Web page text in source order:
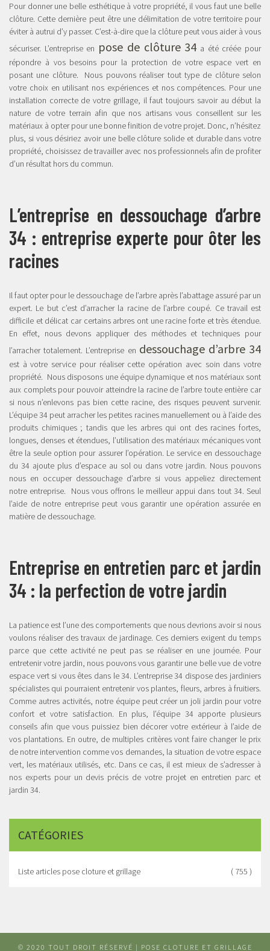
Pour donner une belle esthétique à votre propriété, il vous faut une belle
clôture. Cette dernière peut être une délimitation de votre territoire pour
éviter à autrui d’y passer. C’est-à-dire que la clôture peut vous aider à vous
sécuriser. L’entreprise en pose de clôture 34 a été créée pour
répondre à vos besoins pour la protection de votre espace vert en
posant une clôture. Nous pouvons réaliser tout type de clôture selon
votre choix en utilisant nos expériences et nos compétences. Pour une
installation correcte de votre grillage, il faut toujours savoir au début la
nature de votre terrain afin que nos artisans vous conseillent sur les
matériaux à opter pour une bonne finition de votre projet. Donc, n’hésitez
plus, si vous désiriez avoir une belle clôture solide et durable dans votre
propriété, choisissez de travailler avec nos professionnels afin de profiter
d’un résultat hors du commun.
L’entreprise en dessouchage d’arbre
34 : entreprise experte pour ôter les
racines
Il faut opter pour le dessouchage de l’arbre après l’abattage assuré par un
expert. Le but c’est d’arracher la racine de l’arbre coupé. Ce travail est
difficile et délicat car certains arbres ont une racine forte et très étendue.
En effet, nous devons appliquer des méthodes et techniques pour
l’arracher totalement. L’entreprise en dessouchage d’arbre 34
est à votre service pour réaliser cette opération avec soin dans votre
propriété. Nous disposons une équipe dynamique et nos matériaux sont
aux complets pour pouvoir atteindre la racine de l’arbre toute entière car
si nous n’enlevons pas bien cette racine, des risques peuvent survenir.
L’équipe 34 peut arracher les petites racines manuellement ou à l’aide des
produits chimiques ; tandis que les arbres qui ont des racines fortes,
longues, denses et étendues, l’utilisation des matériaux mécaniques vont
être la seule option pour assurer l’opération. Le service en dessouchage
du 34 ajoute plus d’espace au sol ou dans votre jardin. Nous pouvons
nous en occuper dessouchage d’arbre si vous appeliez directement
notre entreprise. Nous vous offrons le meilleur appui dans tout 34. Seul
l’aide de notre entreprise peut vous garantir une opération assurée en
matière de dessouchage.
Entreprise en entretien parc et jardin
34 : la perfection de votre jardin
La patience est l’une des comportements que nous devrions avoir si nous
voulons réaliser des travaux de jardinage. Ces derniers exigent du temps
parce que cette activité ne peut pas se réaliser en une journée. Pour
entretenir votre jardin, nous pouvons vous garantir une belle vue de votre
espace vert si vous êtes dans le 34. L’entreprise 34 dispose des jardiniers
spécialistes qui pourraient entretenir vos plantes, fleurs, arbres à fruitiers.
Comme autres activités, notre équipe peut créer un joli jardin pour votre
confort et votre satisfaction. En plus, l’équipe 34 apporte plusieurs
conseils afin que vous puissiez bien décorer votre extérieur à l’aide de
vos plantations. En outre, de multiples critères vont faire changer le prix
de notre intervention comme vos demandes, la situation de votre espace
vert, les matériaux utilisés, etc. Dans ce cas, il est mieux de s’adresser à
nos experts pour un devis précis de votre projet en entretien parc et
jardin 34.
CATÉGORIES
Liste articles pose cloture et grillage ( 755 )
© 2020 TOUT DROIT RÉSERVÉ | POSE CLOTURE ET GRILLAGE